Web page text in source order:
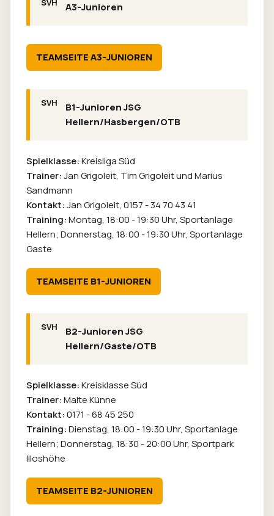
A3-Junioren
TEAMSEITE A3-JUNIOREN
B1-Junioren JSG
Hellern/Hasbergen/OTB
Spielklasse:Kreisliga Süd
Trainer:Jan Grigoleit, Tim Grigoleit und Marius
Sandmann
Kontakt:Jan Grigoleit, 0157 - 34 70 43 41
Training:Montag, 18:00 - 19:30 Uhr, Sportanlage
Hellern; Donnerstag, 18:00 - 19:30 Uhr, Sportanlage
Gaste
TEAMSEITE B1-JUNIOREN
B2-Junioren JSG
Hellern/Gaste/OTB
Spielklasse:Kreisklasse Süd
Trainer:Malte Künne
Kontakt:0171 - 68 45 250
Training:Dienstag, 18:00 - 19:30 Uhr, Sportanlage
Hellern; Donnerstag, 18:30 - 20:00 Uhr, Sportpark
Illoshöhe
TEAMSEITE B2-JUNIOREN